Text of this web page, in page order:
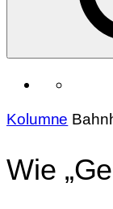
Kolumne
Wie